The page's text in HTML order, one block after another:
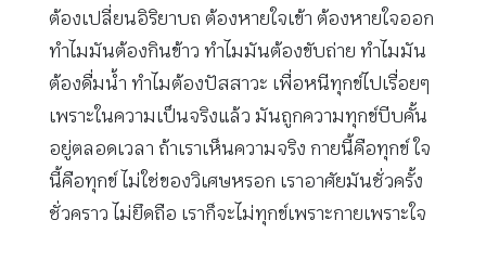
ต้องเปลี่ยนอิริยาบถ ต้องหายใจเข้า ต้องหายใจออก
ทำไมมันต้องกินข้าว ทำไมมันต้องขับถ่าย ทำไมมัน
ต้องดื่มน้ำ ทำไมต้องปัสสาวะ เพื่อหนีทุกข์ไปเรื่อยๆ
เพราะในความเป็นจริงแล้ว มันถูกความทุกข์บีบคั้น
อยู่ตลอดเวลา ถ้าเราเห็นความจริง กายนี้คือทุกข์ ใจ
นี้คือทุกข์ ไม่ใช่ของวิเศษหรอก เราอาศัยมันชั่วครั้ง
ชั่วคราว ไม่ยึดถือ เราก็จะไม่ทุกข์เพราะกายเพราะใจ